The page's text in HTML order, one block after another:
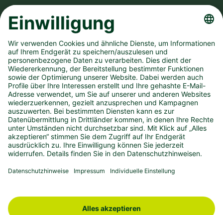
FOLGE UNS AUF
UNSER UNTERNEHMEN
SPIELANGEBOT
PRESSEMATERIAL
KONTAKT
IMPRESSUM
DATENSCHUTZ
BARRIEREFREIHEIT